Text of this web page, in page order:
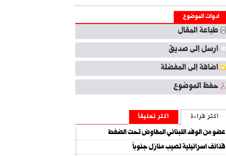
أدوات الموضوع
طباعة المقال
ارسل إلى صديق
اضافة إلى المفضلة
حفظ الموضوع
أكثر قراءة أكثر تعليقاً
عضو من الوفد اللبناني المفاوِض تحت الضغط
قذائف اسرائيلية تصيب منازل جنوباً